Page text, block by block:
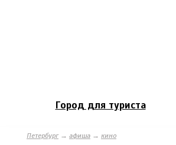
Город для туриста
Петербург→ афиша → кино